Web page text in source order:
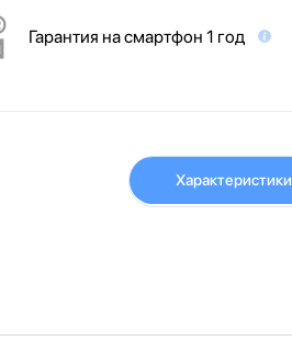
Гарантия на смартфон 1 год
Характеристики